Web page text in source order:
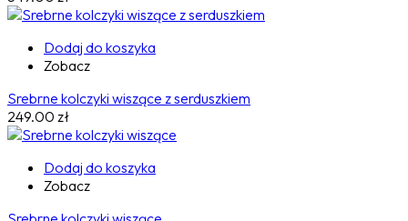
Dodaj do koszyka
Zobacz
Srebrne kolczyki wiszące z serduszkiem
249.00 zł
Dodaj do koszyka
Zobacz